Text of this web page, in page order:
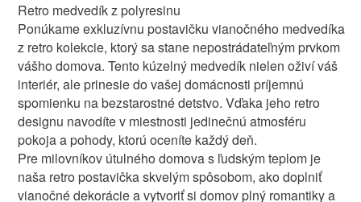
Retro medvedík z polyresinu
Ponúkame exkluzívnu postavičku vianočného medvedíka
z retro kolekcie, ktorý sa stane nepostrádateľným prvkom
vášho domova. Tento kúzelný medvedík nielen oživí váš
interiér, ale prinesie do vašej domácnosti príjemnú
spomienku na bezstarostné detstvo. Vďaka jeho retro
designu navodíte v miestnosti jedinečnú atmosféru
pokoja a pohody, ktorú oceníte každý deň.
Pre milovníkov útulného domova s ​​ľudským teplom je
naša retro postavička skvelým spôsobom, ako doplniť
vianočné dekorácie a vytvoriť si domov plný romantiky a